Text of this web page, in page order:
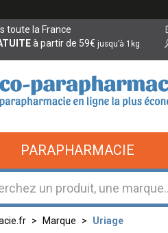
toute la France
à partir de 59€ jusqu’à 1kg
PARAPHARMACIE
Marque Uriage